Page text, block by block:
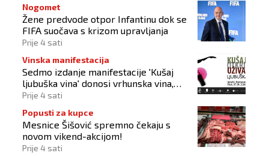
Nogomet
Žene predvode otpor Infantinu dok se
FIFA suočava s krizom upravljanja
Prije 4 sati
Vinska manifestacija
Sedmo izdanje manifestacije 'Kušaj
ljubuška vina' donosi vrhunska vina,
gastronomiju i glazbu
Prije 4 sati
Popusti za kupce
Mesnice Šišović spremno čekaju s
novom vikend-akcijom!
Prije 4 sati